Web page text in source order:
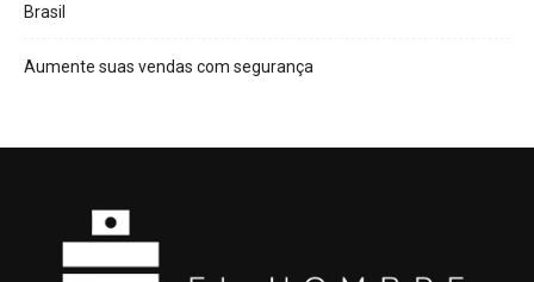
Brasil
Aumente suas vendas com segurança